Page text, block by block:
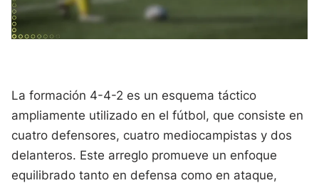
La formación 4-4-2 es un esquema táctico
ampliamente utilizado en el fútbol, que consiste en
cuatro defensores, cuatro mediocampistas y dos
delanteros. Este arreglo promueve un enfoque
equilibrado tanto en defensa como en ataque,